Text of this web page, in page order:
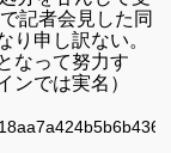
記者会見した同
り申し訳ない。
なって努力す
ンでは実名）